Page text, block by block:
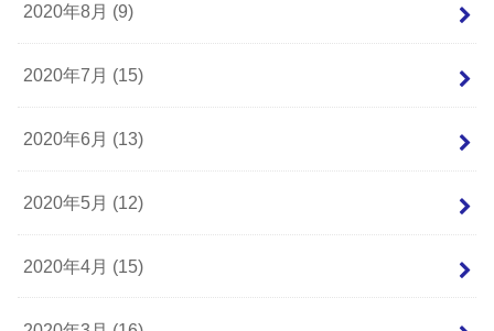
2020年8月 (9)
2020年7月 (15)
2020年6月 (13)
2020年5月 (12)
2020年4月 (15)